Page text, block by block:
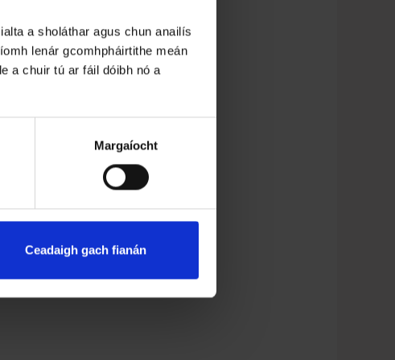
a sholáthar agus chun anailís
lenár gcomhpháirtithe meán
a chuir tú ar fáil dóibh nó a
Margaíocht
Ceadaigh gach fianán